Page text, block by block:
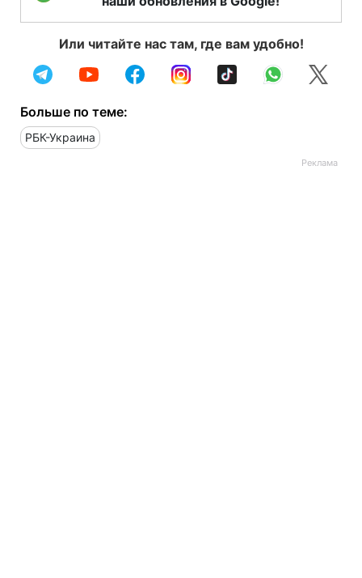
Или читайте нас там, где вам удобно!
Больше по теме:
РБК-Украина